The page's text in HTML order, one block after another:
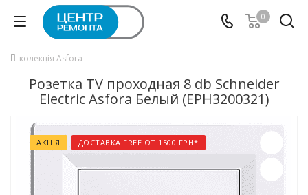
0
колекція Asfora
Розетка TV проходная 8 db Schneider
Electric Asfora Белый (EPH3200321)
АКЦІЯ ДОСТАВКА FREE ОТ 1500 ГРН*